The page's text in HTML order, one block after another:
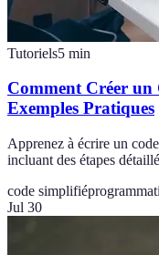
Tutoriels5 min
Comment Créer un
Exemples Pratiques
Apprenez à écrire un
incluant des étapes
code simplifié
Jul 30